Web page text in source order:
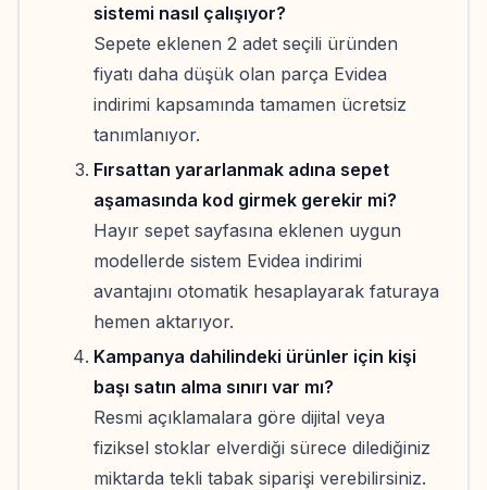
sistemi nasıl çalışıyor?
Sepete eklenen 2 adet seçili üründen
fiyatı daha düşük olan parça Evidea
indirimi kapsamında tamamen ücretsiz
tanımlanıyor.
Fırsattan yararlanmak adına sepet
aşamasında kod girmek gerekir mi?
Hayır sepet sayfasına eklenen uygun
modellerde sistem Evidea indirimi
avantajını otomatik hesaplayarak faturaya
hemen aktarıyor.
Kampanya dahilindeki ürünler için kişi
başı satın alma sınırı var mı?
Resmi açıklamalara göre dijital veya
fiziksel stoklar elverdiği sürece dilediğiniz
miktarda tekli tabak siparişi verebilirsiniz.